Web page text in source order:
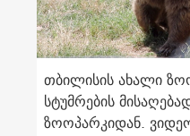
თბილისის ახალი
სტუმრების
ზოოპარკიდან.